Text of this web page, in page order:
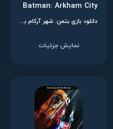
Batman: Arkham City
دانلود بازی بتمن: شهر آرکام برای نینتندو سوییچ
نمایش جزئیات